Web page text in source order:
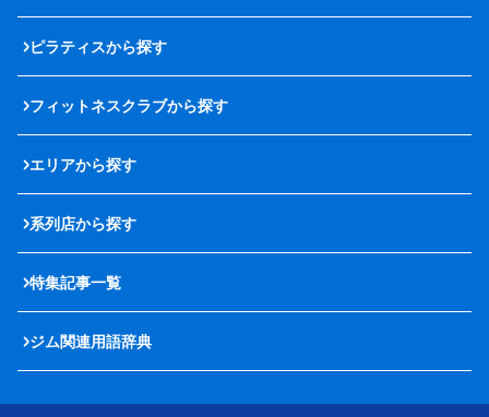
ピラティスから探す
フィットネスクラブから探す
エリアから探す
系列店から探す
特集記事一覧
ジム関連用語辞典